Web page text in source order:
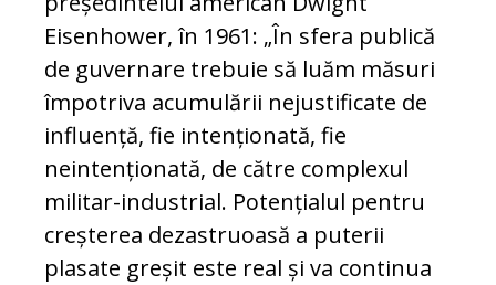
Eisenhower, în 1961: „În sfera publică
de guvernare trebuie să luăm măsuri
împotriva acumulării nejustificate de
influență, fie intenționată, fie
neintenționată, de către complexul
militar-industrial. Potențialul pentru
creșterea dezastruoasă a puterii
plasate greșit este real și va continua